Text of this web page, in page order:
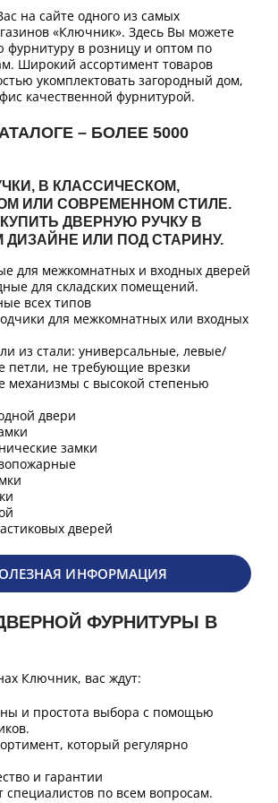
на сайте одного из самых
«Ключник». Здесь Вы можете
фурнитуру в розницу и оптом по
Широкий ассортимент товаров
укомплектовать загородный дом,
качественной фурнитурой.
– БОЛЕЕ 5000
В КЛАССИЧЕСКОМ,
ИЛИ СОВРЕМЕННОМ СТИЛЕ.
ДВЕРНУЮ РУЧКУ В
ИЛИ ПОД СТАРИНУ.
для межкомнатных и входных дверей
для складских помещений.
всех типов
для межкомнатных или входных
из стали: универсальные, левые/
петли, не требующие врезки
с высокой степенью
двери
замки
дверей
ИНФОРМАЦИЯ
ФУРНИТУРЫ В
Ключник, вас ждут:
и простота выбора с помощью
который регулярно
и гарантии
по всем вопросам.